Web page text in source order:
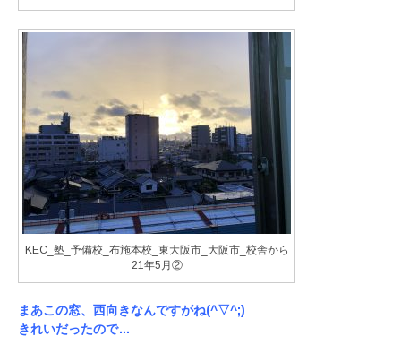
KEC_塾_予備校_布施本校_東大阪市_大阪市_校舎から
21年5月②
まあこの窓、西向きなんですがね(^▽^;)
きれいだったので…